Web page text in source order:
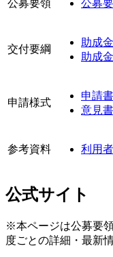
公募要領 公募
交付要綱
助成
助成
申請様式
申請
意見
参考資料 利用
公式サイト
※本ページは公募要
度ごとの詳細・最新